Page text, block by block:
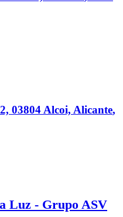
03804 Alcoi, Alicante,
Luz - Grupo ASV